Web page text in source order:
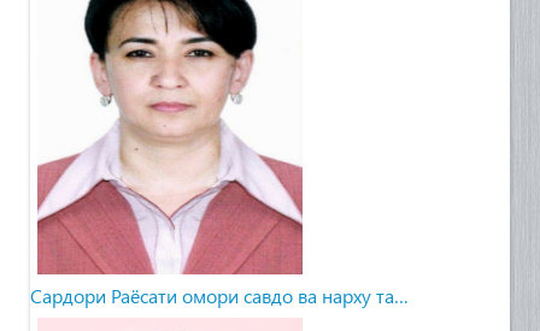
Сардори Раёсати омори савдо ва нарху та…